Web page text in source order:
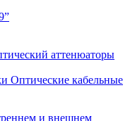
аттенюаторы
Оптические кабельные
и внешнем